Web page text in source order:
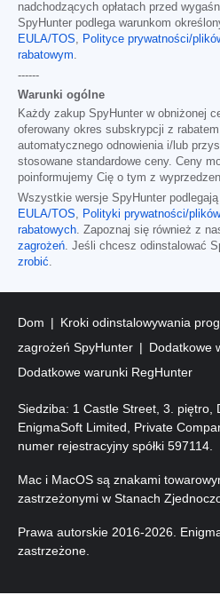
nadchodzących opłatach przed
SpyHunter podlega warunkom
EULA/TOS, Polityce prywatności/
rabatowym.
------
Warunki ogólne
Każdy zakup SpyHunter w obniżonej
oferowany okres subskrypcji z
automatycznego odnowienia i/lub
stosowane standardowe ceny. Ceny
poinformujemy Cię o tym z
Wszystkie wersje SpyHunter
EULA/TOS, Polityki prywatności/
rabatowych. Zapoznaj się również z
zagrożeń. Jeśli chcesz odinstalować
zrobić.
Dom Kroki odinstalowywania
zagrożeń SpyHunter
Dodatkowe
Dodatkowe warunki RegHunter
Siedziba: 1 Castle Street, 3. piętro,
EnigmaSoft Limited, Private
numer rejestracyjny spółki 597114.
Mac i MacOS są znakami
zastrzeżonymi w Stanach
Prawa autorskie 2016-2026.
zastrzeżone.